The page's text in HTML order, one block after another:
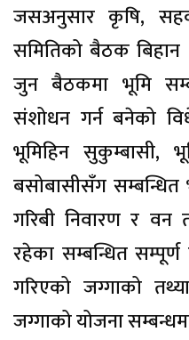
जसअनुसार कृषि,
समितिको बैठक
जुन बैठकमा भूमि
संशोधन गर्न बनेको
भूमिहिन सुकुम्बासी,
बसोबासीसँग सम्बन्धित
गरिबी निवारण र वन
रहेका सम्बन्धित
गरिएको जग्गाको
जग्गाको योजना